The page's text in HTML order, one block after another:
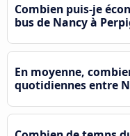
Combien puis-je
bus de Nancy à
En moyenne,
quotidiennes entre